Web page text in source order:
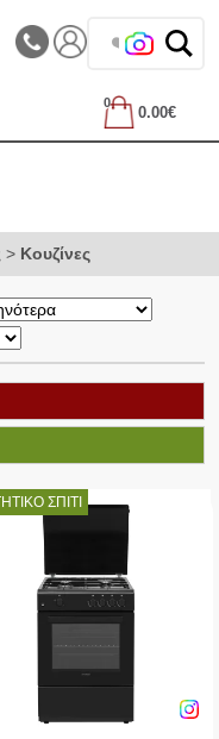
|||
❤️ Βρες τα
0
0.00€
> Κουζίνες
ΣΠΙΤΙ